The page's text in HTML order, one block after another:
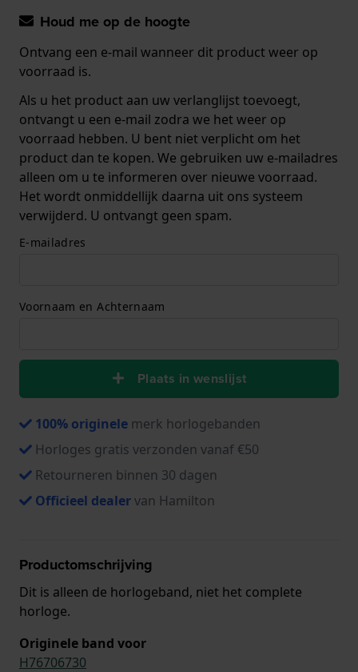
Houd me op de hoogte
Ontvang een e-mail wanneer dit product weer op
voorraad is.
Als u het product aan uw verlanglijst toevoegt,
ontvangt u een e-mail zodra we het weer op
voorraad hebben. U bent niet verplicht om het
product dan te kopen. We gebruiken uw e-mailadres
alleen om u te informeren over nieuwe voorraad.
Het wordt onmiddellijk daarna uit ons systeem
verwijderd. U ontvangt geen spam.
E-mailadres
Voornaam en Achternaam
Plaats in wenslijst
100% originele merk horlogebanden
Horloges gratis verzonden vanaf €50
Retourneren binnen 30 dagen
Officieel dealervan Hamilton
Productomschrijving
Dit is alleen de horlogeband, niet het complete
horloge.
Originele band voor
H76706730